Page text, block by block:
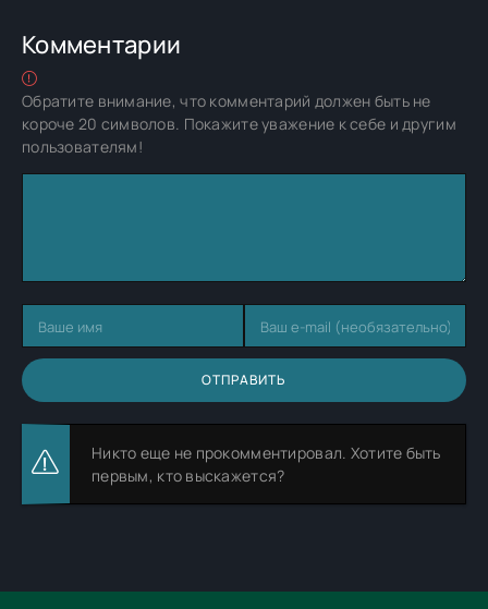
Комментарии
Обратите внимание, что комментарий должен быть не
короче 20 символов. Покажите уважение к себе и другим
пользователям!
ОТПРАВИТЬ
Никто еще не прокомментировал. Хотите быть
первым, кто выскажется?